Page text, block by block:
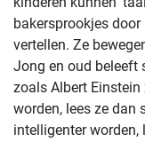
bakersprookjes
vertellen. Ze
Jong en oud beleeft
zoals Albert Einstein
worden, lees ze dan
intelligenter worden,